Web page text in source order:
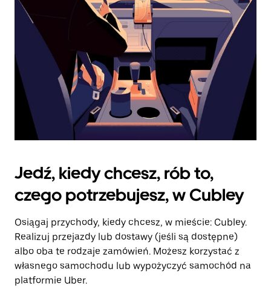
kalendarz.
Jedź, kiedy chcesz, rób to,
czego potrzebujesz, w Cubley
Osiągaj przychody, kiedy chcesz, w mieście: Cubley.
Realizuj przejazdy lub dostawy (jeśli są dostępne)
albo oba te rodzaje zamówień. Możesz korzystać z
własnego samochodu lub wypożyczyć samochód na
platformie Uber.